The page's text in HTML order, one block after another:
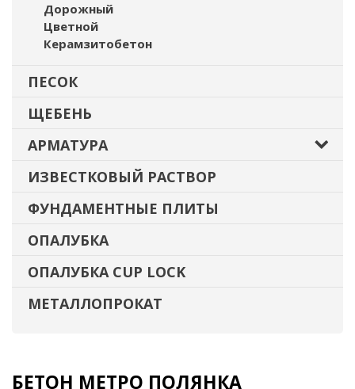
Дорожный
Цветной
Керамзитобетон
ПЕСОК
ЩЕБЕНЬ
АРМАТУРА
ИЗВЕСТКОВЫЙ РАСТВОР
ФУНДАМЕНТНЫЕ ПЛИТЫ
ОПАЛУБКА
ОПАЛУБКА CUP LOCK
МЕТАЛЛОПРОКАТ
БЕТОН МЕТРО ПОЛЯНКА